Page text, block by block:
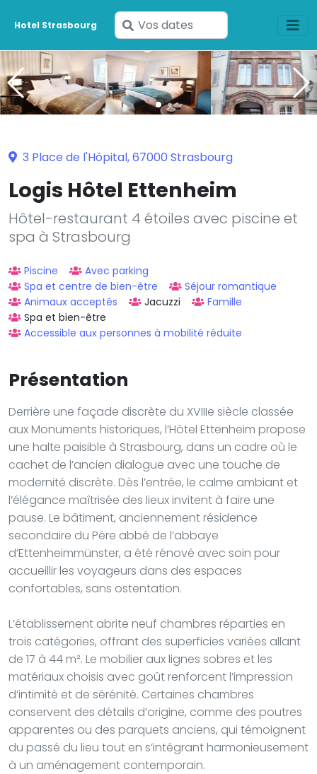
Hotel Strasbourg
Saisissez
vos
dates
3 Place de l'Hôpital, 67000 Strasbourg
Logis Hôtel Ettenheim
Hôtel-restaurant 4 étoiles avec piscine et
spa à Strasbourg
Piscine
Avec parking
Spa et centre de bien-être
Séjour romantique
Animaux acceptés
Jacuzzi
Famille
Spa et bien-être
Accessible aux personnes à mobilité réduite
Présentation
Derrière une façade discrète du XVIIIe siècle classée
aux Monuments historiques, l’Hôtel Ettenheim propose
une halte paisible à Strasbourg, dans un cadre où le
cachet de l’ancien dialogue avec une touche de
modernité discrète. Dès l’entrée, le calme ambiant et
l’élégance maîtrisée des lieux invitent à faire une
pause. Le bâtiment, anciennement résidence
secondaire du Père abbé de l’abbaye
d’Ettenheimmünster, a été rénové avec soin pour
accueillir les voyageurs dans des espaces
confortables, sans ostentation.
L’établissement abrite neuf chambres réparties en
trois catégories, offrant des superficies variées allant
de 17 à 44 m². Le mobilier aux lignes sobres et les
matériaux choisis avec goût renforcent l’impression
d’intimité et de sérénité. Certaines chambres
conservent des détails d’origine, comme des poutres
apparentes ou des parquets anciens, qui témoignent
du passé du lieu tout en s’intégrant harmonieusement
à un aménagement contemporain.